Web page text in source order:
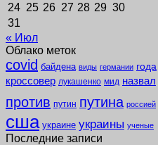
24 25 26 27 28 29 30
31
« Июл
Облако меток
covid байдена виды германии года
кроссовер лукашенко мид назвал
против путин путина россией
сша украине украины ученые
Последние записи